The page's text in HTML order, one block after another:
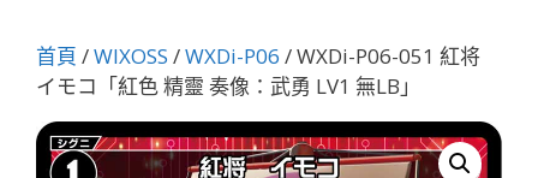
首頁 /WIXOSS /WXDi-P06 / WXDi-P06-051 紅将
イモコ「紅色 精靈 奏像：武勇 LV1 無LB」